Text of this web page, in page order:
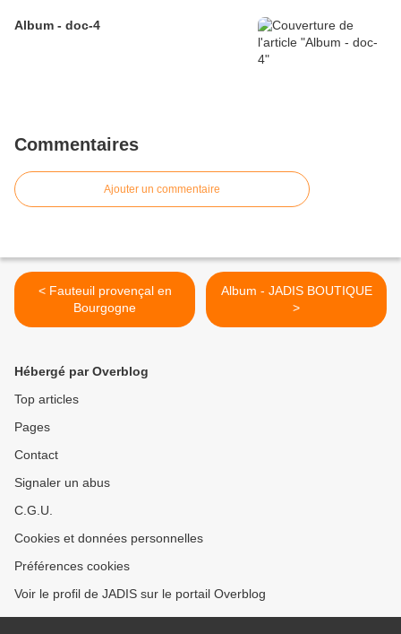
Album - doc-4
Commentaires
Ajouter un commentaire
< Fauteuil provençal en
Bourgogne
Album - JADIS BOUTIQUE
>
Hébergé par Overblog
Top articles
Pages
Contact
Signaler un abus
C.G.U.
Cookies et données personnelles
Préférences cookies
Voir le profil de JADIS sur le portail Overblog